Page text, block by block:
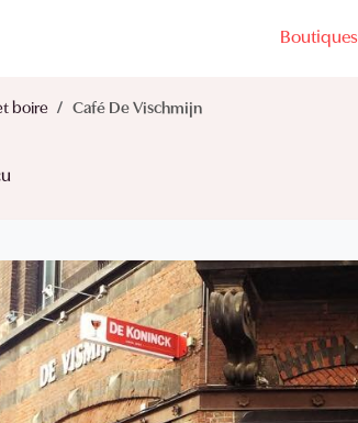
Boutiques
boire Café De Vischmijn